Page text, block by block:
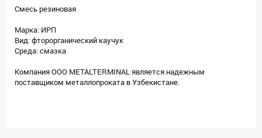
Смесь резиновая
Марка: ИРП
Вид: фторорганический каучук
Среда: смазка
Компания ООО METALTERMINAL является надежным
поставщиком металлопроката в Узбекистане.